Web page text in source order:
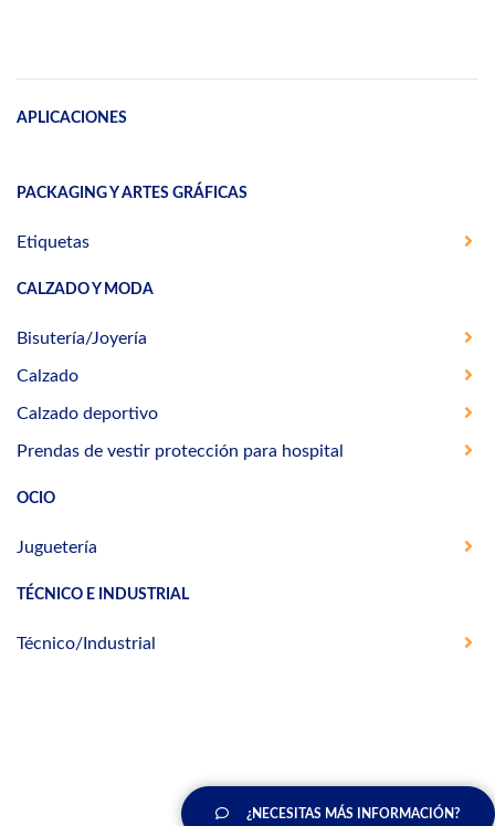
APLICACIONES
PACKAGING Y ARTES GRÁFICAS
Etiquetas
CALZADO Y MODA
Bisutería/Joyería
Calzado
Calzado deportivo
Prendas de vestir protección para hospital
OCIO
Juguetería
TÉCNICO E INDUSTRIAL
Técnico/Industrial
¿NECESITAS MÁS INFORMACIÓN?